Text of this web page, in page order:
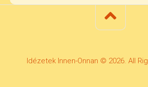
Idézetek Innen-Onnan © 2026. All